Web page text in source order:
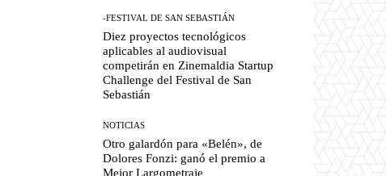
-FESTIVAL DE SAN SEBASTIÁN
Diez proyectos tecnológicos
aplicables al audiovisual
competirán en Zinemaldia Startup
Challenge del Festival de San
Sebastián
NOTICIAS
Otro galardón para «Belén», de
Dolores Fonzi: ganó el premio a
Mejor Largometraje